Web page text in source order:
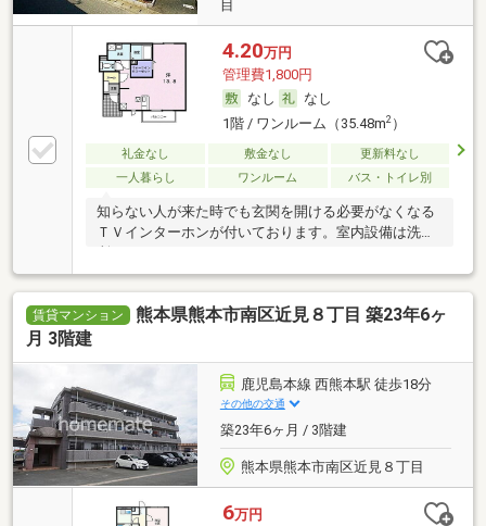
目
4.20万円
管理費1,800円
なし
なし
1階 / ワンルーム（35.48m2）
礼金なし 敷金なし
更新料なし
一人暮らし
ワンルーム バス・トイレ別
知らない人が来た時でも玄関を開ける必要がなくなる
ＴＶインターホンが付いております。室内設備は洗面
賃貸マンション
熊本県熊本市南区近見８丁目 築23年6ヶ
月 3階建
鹿児島本線 西熊本駅 徒歩18分
その他の交通
築23年6ヶ月 / 3階建
熊本県熊本市南区近見８丁目
6万円